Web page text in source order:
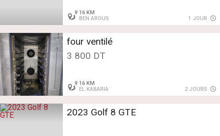
16 KM
BEN AROUS
1 JOUR
four ventilé
3 800 DT
16 KM
EL KABARIA
2 JOURS
2023 Golf 8 GTE